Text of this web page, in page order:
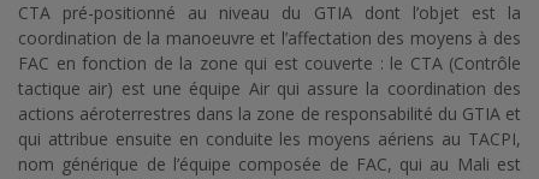
CTA pré-positionné au niveau du GTIA dont l’objet est la
coordination de la manoeuvre et l’affectation des moyens à des
FAC en fonction de la zone qui est couverte : le CTA (Contrôle
tactique air) est une équipe Air qui assure la coordination des
actions aéroterrestres dans la zone de responsabilité du GTIA et
qui attribue ensuite en conduite les moyens aériens au TACPI,
nom générique de l’équipe composée de FAC, qui au Mali est